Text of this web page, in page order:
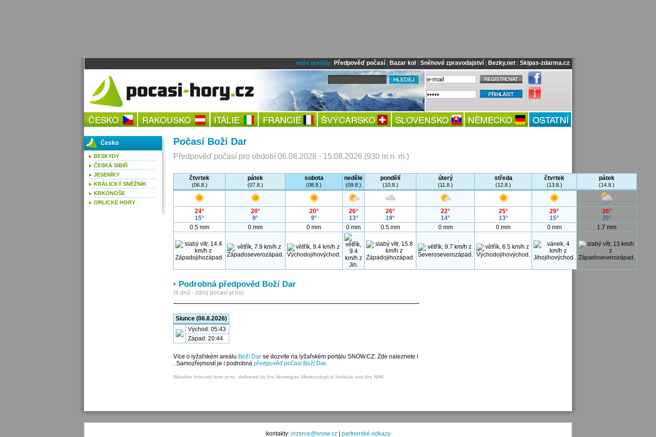
vaše portály: Předpověď počasí| Bazar kol Sněhové zpravodajství| Bezky.net| Skipas-zdarma.cz
Počasí Boží Dar
Předpověď počasí pro období 06.08.2026 - 15.08.2026 (930 m n. m.)
čtvrtek
(06.8.)
pátek
(07.8.)
sobota
(08.8.)
neděle
(09.8.)
pondělí
(10.8.)
úterý
(11.8.)
středa
(12.8.)
čtvrtek
(13.8.)
pátek
(14.8.)
24°
15°
20°
9°
20°
9°
26°
13°
26°
19°
22°
14°
25°
13°
29°
15°
26°
20°
0.5 mm
0 mm 0 mm 0 mm 0.5 mm 0 mm 0 mm 0 mm 1.7 mm
Podrobná předpověd Boží Dar
(9 dnů - zdroj počasí yr.no)
Slunce (06.8.2026)
Východ: 05:43
Západ: 20:44
Více o lyžařském areálu Boží Dar se dozvíte na lyžařském portálu SNOW.CZ. Zde naleznete i
. Samozřejmostí je i podrobná předpověď počasí Boží Dar.
Weather forecast from yr.no, delivered by the Norwegian Meteorological Institute and the NRK
Česko
BESKYDY
ČESKÁ SIBIŘ
JESENÍKY
KRÁLICKÝ SNĚŽNÍK
KRKONOŠE
ORLICKÉ HORY
kontakty: inzerce@snow.cz| partnerské odkazy